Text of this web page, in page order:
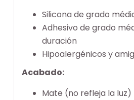
Silicona de grado
Adhesivo de grado
duración
Hipoalergénicos y
Acabado:
Mate (no refleja la luz)